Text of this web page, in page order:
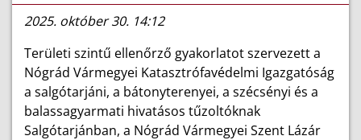
2025. október 30. 14:12
Területi szintű ellenőrző gyakorlatot szervezett a
Nógrád Vármegyei Katasztrófavédelmi Igazgatóság
a salgótarjáni, a bátonyterenyei, a szécsényi és a
balassagyarmati hivatásos tűzoltóknak
Salgótarjánban, a Nógrád Vármegyei Szent Lázár